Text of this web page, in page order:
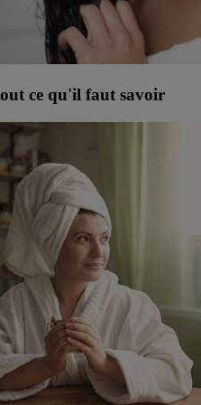
ce qu'il faut savoir